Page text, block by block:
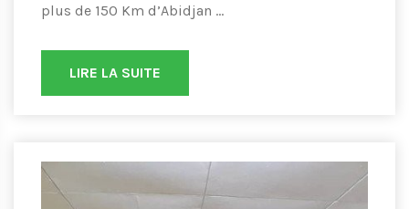
plus de 150 Km d’Abidjan ...
LIRE LA SUITE